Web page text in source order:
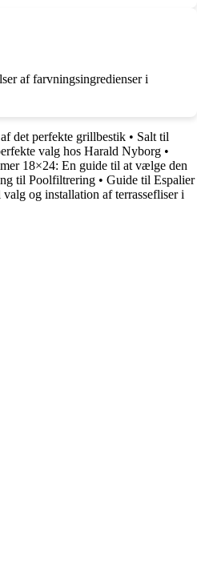
af farvningsingredienser i
det perfekte grillbestik • Salt til
valg hos Harald Nyborg •
18×24: En guide til at vælge den
til Poolfiltrering • Guide til Espalier
og installation af terrassefliser i